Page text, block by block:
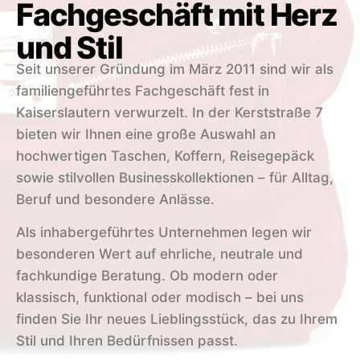
Fachgeschäft mit Herz
und Stil
Seit unserer Gründung im März 2011 sind wir als
familiengeführtes Fachgeschäft fest in
Kaiserslautern verwurzelt. In der Kerststraße 7
bieten wir Ihnen eine große Auswahl an
hochwertigen Taschen, Koffern, Reisegepäck
sowie stilvollen Businesskollektionen – für Alltag,
Beruf und besondere Anlässe.
Als inhabergeführtes Unternehmen legen wir
besonderen Wert auf ehrliche, neutrale und
fachkundige Beratung. Ob modern oder
klassisch, funktional oder modisch – bei uns
finden Sie Ihr neues Lieblingsstück, das zu Ihrem
Stil und Ihren Bedürfnissen passt.